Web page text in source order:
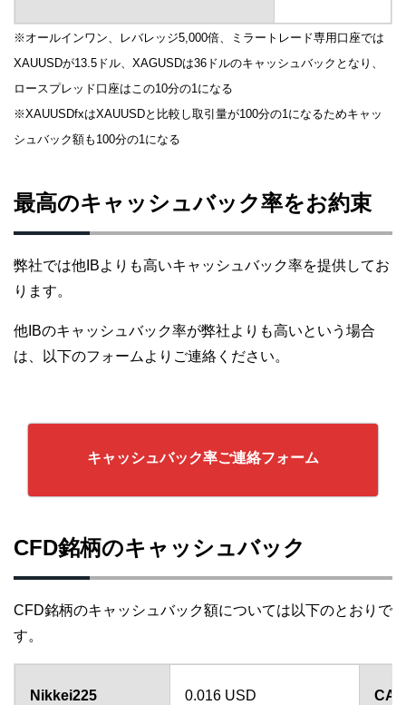
※オールインワン、レバレッジ5,000倍、ミラートレード専用口座では
XAUUSDが13.5ドル、XAGUSDは36ドルのキャッシュバックとなり、
ロースプレッド口座はこの10分の1になる
※XAUUSDfxはXAUUSDと比較し取引量が100分の1になるためキャッ
シュバック額も100分の1になる
最高のキャッシュバック率をお約束
弊社では他IBよりも高いキャッシュバック率を提供してお
ります。
他IBのキャッシュバック率が弊社よりも高いという場合
は、以下のフォームよりご連絡ください。
キャッシュバック率ご連絡フォーム
CFD銘柄のキャッシュバック
CFD銘柄のキャッシュバック額については以下のとおりで
す。
Nikkei225 0.016 USD